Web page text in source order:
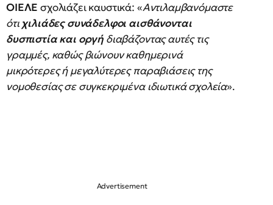
ΟΙΕΛΕ σχολιάζει καυστικά: «Αντιλαμβανόμαστε
ότιχιλιάδες συνάδελφοι αισθάνονται
δυσπιστία και οργή διαβάζοντας αυτές τις
γραμμές, καθώς βιώνουν καθημερινά
μικρότερες ή μεγαλύτερες παραβιάσεις της
νομοθεσίας σε συγκεκριμένα ιδιωτικά σχολεία».